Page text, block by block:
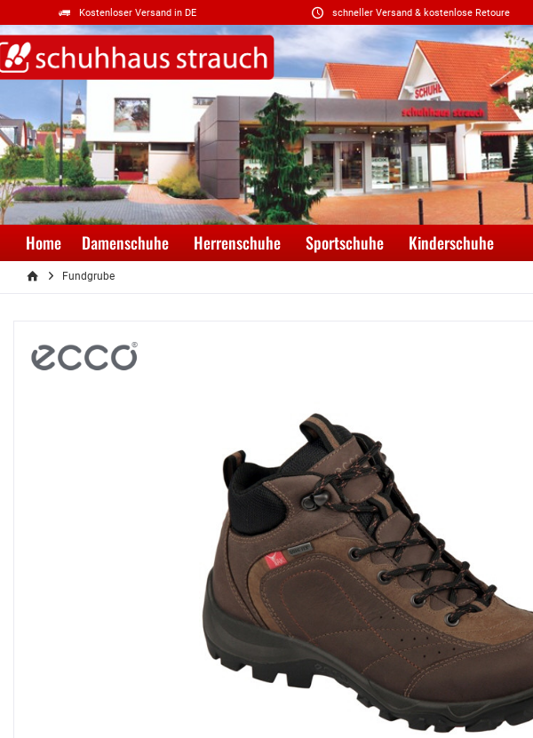
Kostenloser Versand in DE schneller Versand & kostenlose Retoure
Home Damenschuhe Herrenschuhe Sportschuhe Kinderschuhe
Fundgrube